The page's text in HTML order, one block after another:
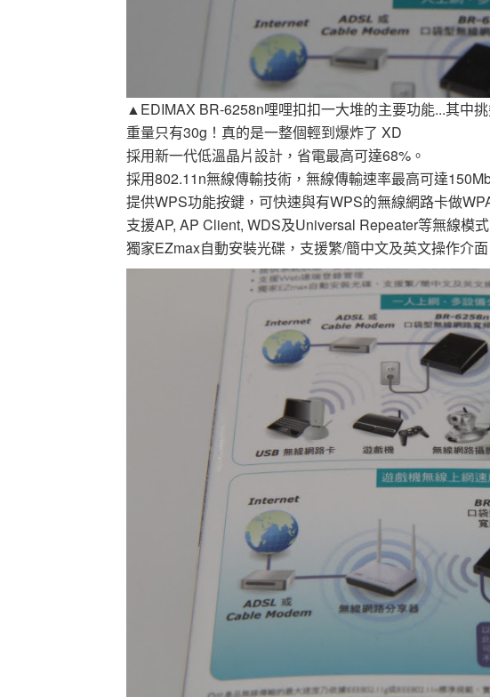
▲EDIMAX BR-6258n哩哩扣扣一大堆的主要功能...其中
重量只有30g！真的是一整個輕到爆炸了 XD
採用新一代低溫晶片設計，省電最高可達68%。
採用802.11n無線傳輸技術，無線傳輸速率最高可達
提供WPS功能按鍵，可快速與有WPS的無線網路卡做
支援AP, AP Client, WDS及Universal Repeater等無線模式
獨家EZmax自動安裝光碟，支援繁/簡中文及英文操作介面